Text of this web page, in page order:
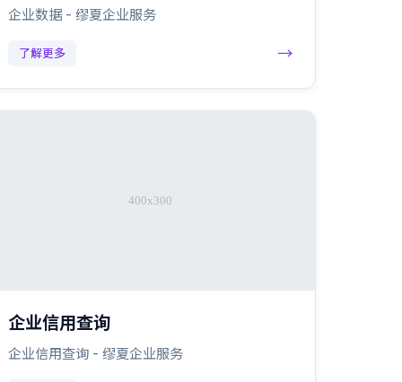
企业数据 - 缪夏企业服务
了解更多 →
企业信用查询
企业信用查询 - 缪夏企业服务